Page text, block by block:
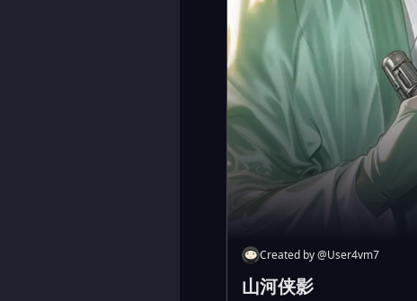
Created by@User4vm7
山河侠影